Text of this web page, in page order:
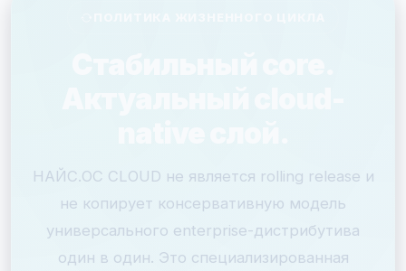
НАЙС.ОС CLOUD не является rolling release и
не копирует консервативную модель
универсального enterprise-дистрибутива
один в один. Это специализированная